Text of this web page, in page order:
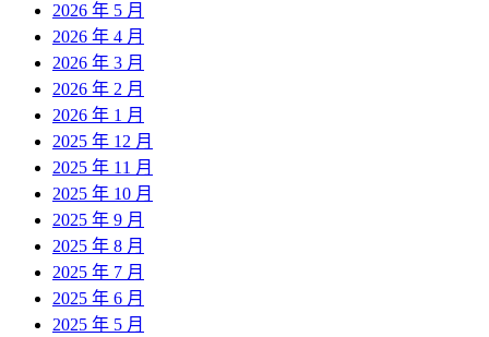
2026 年 5 月
2026 年 4 月
2026 年 3 月
2026 年 2 月
2026 年 1 月
2025 年 12 月
2025 年 11 月
2025 年 10 月
2025 年 9 月
2025 年 8 月
2025 年 7 月
2025 年 6 月
2025 年 5 月